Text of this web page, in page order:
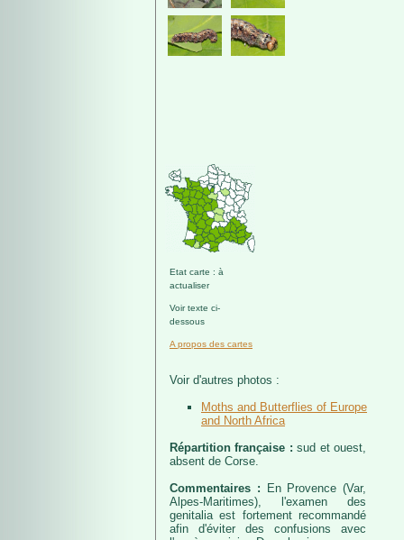
Etat carte : à
actualiser
Voir texte ci-
dessous
A propos des cartes
Voir d'autres photos :
Moths and Butterflies of Europe
and North Africa
Répartition française :sud et ouest,
absent de Corse.
Commentaires :
En Provence (Var,
Alpes-Maritimes), l'examen des
genitalia est fortement recommandé
afin d'éviter des confusions avec